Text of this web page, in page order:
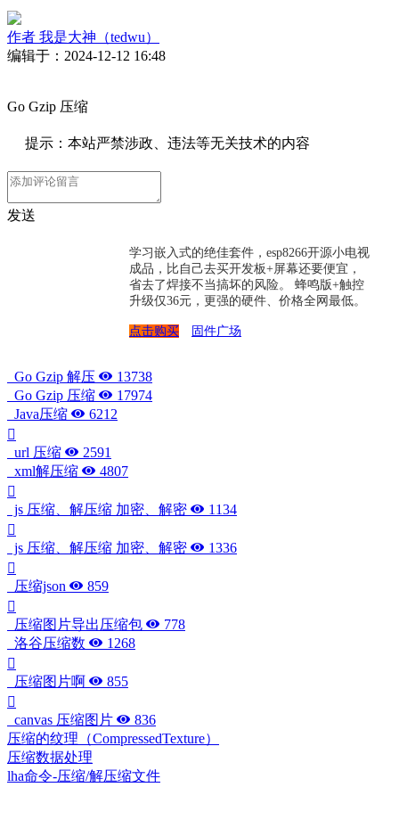
作者 我是大神（tedwu）
编辑于：2024-12-12 16:48
Go Gzip 压缩
提示：本站严禁涉政、违法等无关技术的内容
发送
学习嵌入式的绝佳套件，esp8266开源小电视
成品，比自己去买开发板+屏幕还要便宜，
省去了焊接不当搞坏的风险。 蜂鸣版+触控
升级仅36元，更强的硬件、价格全网最低。
点击购买 固件广场
Go Gzip 解压
13738
Go Gzip 压缩
17974
Java压缩
6212
url 压缩
2591
xml解压缩
4807
js 压缩、解压缩 加密、解密 1134
js 压缩、解压缩 加密、解密 1336
压缩json 859
压缩图片导出压缩包
778
洛谷压缩数
1268
压缩图片啊 855
canvas 压缩图片
836
压缩的纹理（CompressedTexture）
压缩数据处理
lha命令-压缩/解压缩文件